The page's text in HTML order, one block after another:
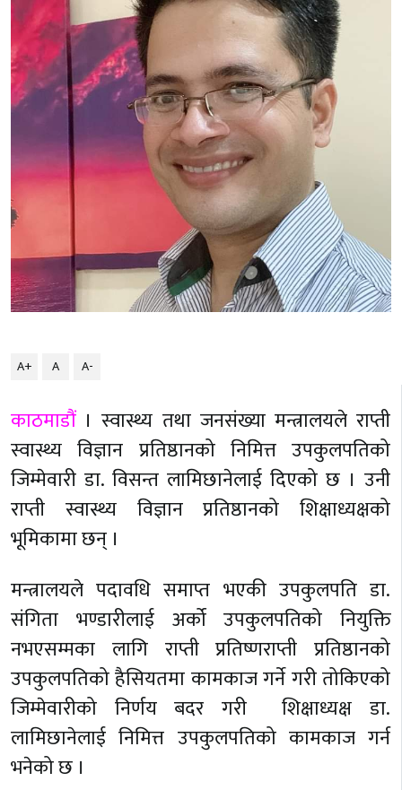
A+ A A-
काठमाडौं। स्वास्थ्य तथा जनसंख्या मन्त्रालयले राप्ती
स्वास्थ्य विज्ञान प्रतिष्ठानको निमित्त उपकुलपतिको
जिम्मेवारी डा. विसन्त लामिछानेलाई दिएको छ । उनी
राप्ती स्वास्थ्य विज्ञान प्रतिष्ठानको शिक्षाध्यक्षको
भूमिकामा छन् ।
मन्त्रालयले पदावधि समाप्त भएकी उपकुलपति डा.
संगिता भण्डारीलाई अर्को उपकुलपतिको नियुक्ति
नभएसम्मका लागि राप्ती प्रतिष्णराप्ती प्रतिष्ठानको
उपकुलपतिको हैसियतमा कामकाज गर्ने गरी तोकिएको
जिम्मेवारीको निर्णय बदर गरी शिक्षाध्यक्ष डा.
लामिछानेलाई निमित्त उपकुलपतिको कामकाज गर्न
भनेको छ ।